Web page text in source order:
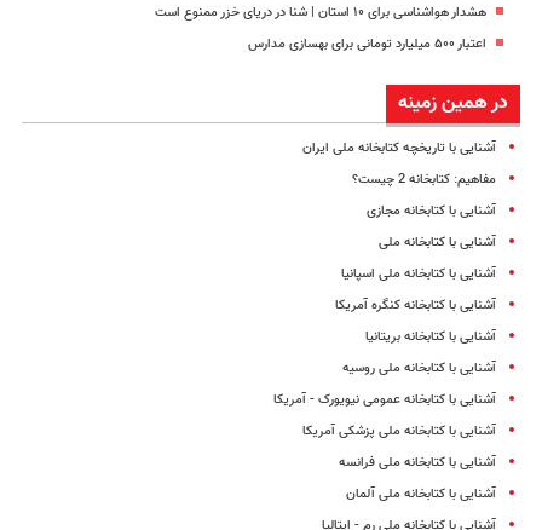
هشدار هواشناسی برای ۱۰ استان | شنا در دریای خزر ممنوع است
اعتبار ۵۰۰ میلیارد تومانی برای بهسازی مدارس
در همین زمینه
آشنایی با تاریخچه کتابخانه ملی ایران
مفاهیم: کتابخانه 2 چیست؟
آشنایی با کتابخانه مجازی
آشنایی با کتابخانه ملی
آشنایی با کتابخانه ملی اسپانیا
آشنایی با کتابخانه‌ کنگره آمریکا
آشنایی با کتابخانه بریتانیا
آشنایی با کتابخانه‌ ملی روسیه
آشنایی با کتابخانه عمومی نیویورک - آمریکا
آشنایی با کتابخانه ملی پزشکی آمریکا
آشنایی با کتابخانه ملی فرانسه
آشنایی با کتابخانه ملی آلمان
آشنایی با کتابخانه ملی رم - ایتالیا